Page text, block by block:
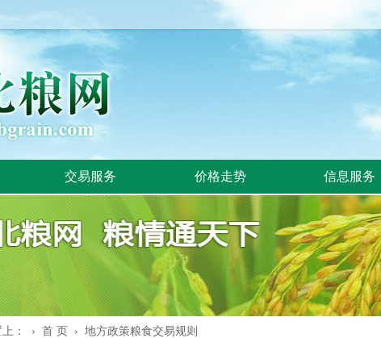
交易服务 价格走势 信息服务
上： › 首 页 › 地方政策粮食交易规则